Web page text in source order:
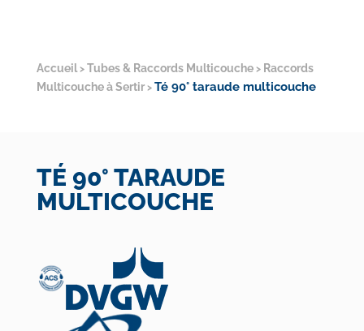
Accueil> Tubes & Raccords Multicouche> Raccords
Multicouche à Sertir> Té 90° taraude multicouche
TÉ 90° TARAUDE
MULTICOUCHE